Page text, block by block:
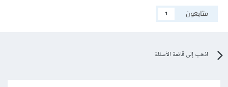
متابعون
1
اذهب إلى قائمة الأسئلة